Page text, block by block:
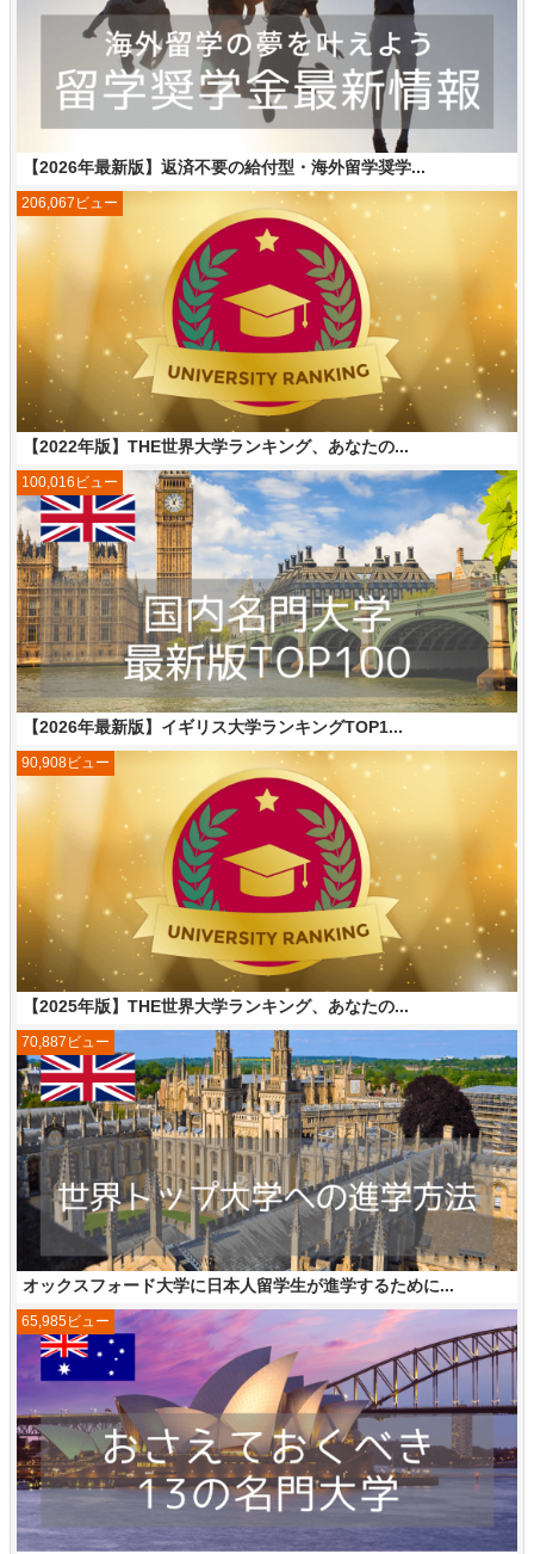
【2026年最新版】返済不要の給付型・海外留学奨学...
【2022年版】THE世界大学ランキング、あなたの...
206,067ビュー
【2026年最新版】イギリス大学ランキングTOP1...
100,016ビュー
【2025年版】THE世界大学ランキング、あなたの...
90,908ビュー
オックスフォード大学に日本人留学生が進学するために...
70,887ビュー
65,985ビュー